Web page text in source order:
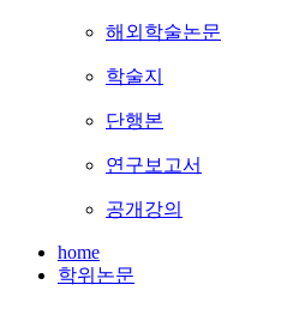
해외학술논문
학술지
단행본
연구보고서
공개강의
home
학위논문